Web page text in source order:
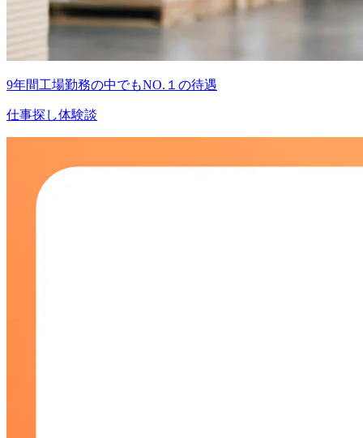
9年間工場勤務の中でもNO.１の待遇
仕事探し体験談